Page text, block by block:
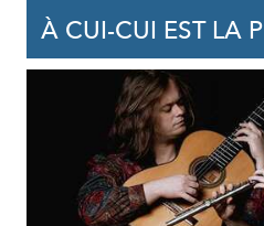
À CUI-CUI EST LA